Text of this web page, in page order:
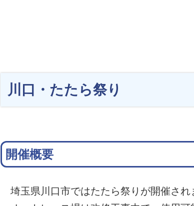
川口・たたら祭り
開催概要
埼玉県川口市ではたたら祭りが開催され